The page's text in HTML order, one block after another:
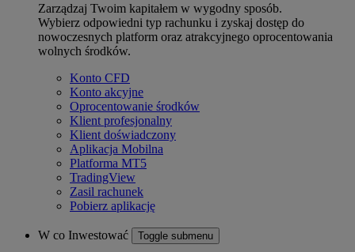
Zarządzaj Twoim kapitałem w wygodny sposób.
Wybierz odpowiedni typ rachunku i zyskaj dostęp do
nowoczesnych platform oraz atrakcyjnego oprocentowania
wolnych środków.
Konto CFD
Konto akcyjne
Oprocentowanie środków
Klient profesjonalny
Klient doświadczony
Aplikacja Mobilna
Platforma MT5
TradingView
Zasil rachunek
Pobierz aplikację
W co Inwestować Toggle submenu